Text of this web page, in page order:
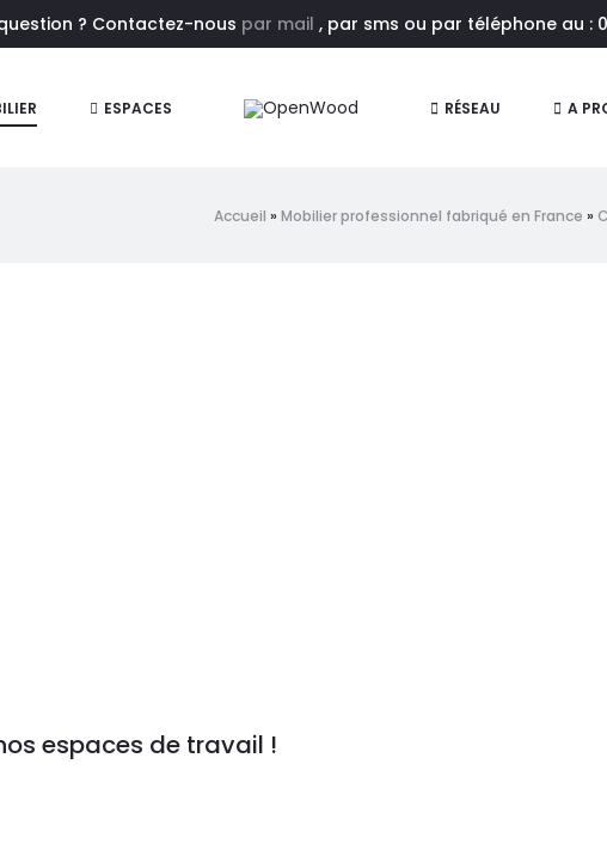
? Contactez-nous par mail , par sms ou par téléphone au :
ESPACES RÉSEAU A
Accueil » Mobilier professionnel fabriqué en France »
espaces de travail !